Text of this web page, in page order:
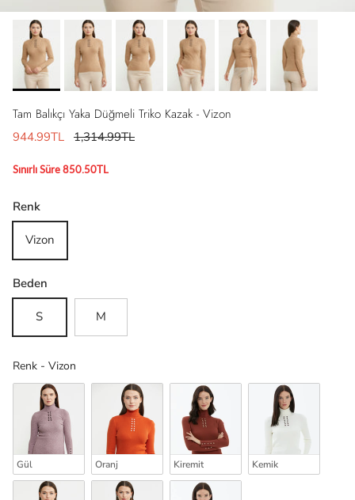
Tam Balıkçı Yaka Düğmeli Triko Kazak - Vizon
944.99TL 1,314.99TL
Sınırlı Süre 850.50TL
Renk
Vizon
Beden
S M
Renk - Vizon
Gül Oranj Kiremit Kemik